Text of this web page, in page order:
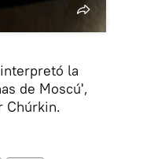
la
de Moscú',
Chúrkin.